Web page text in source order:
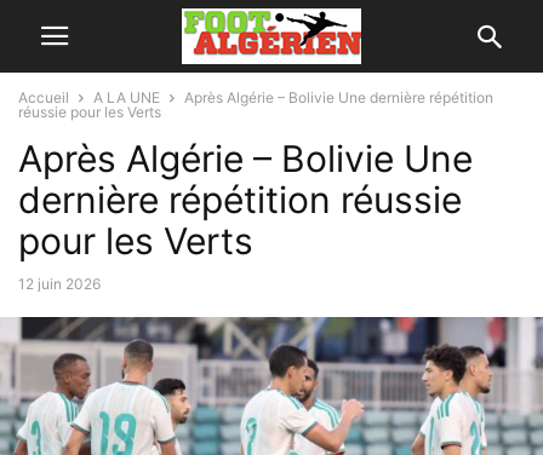
Accueil A LA UNE
Après Algérie – Bolivie Une dernière répétition
réussie pour les Verts
Après Algérie – Bolivie Une
dernière répétition réussie
pour les Verts
12 juin 2026